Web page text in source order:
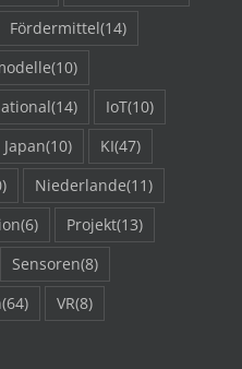
Fördermittel(14)
(10)
(14) IoT(10)
Japan(10) KI(47)
Niederlande(11)
(6) Projekt(13)
Sensoren(8)
(64) VR(8)